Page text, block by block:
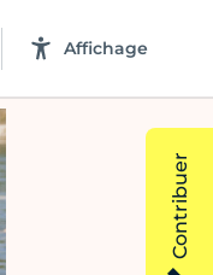
Affichage
Contribuer